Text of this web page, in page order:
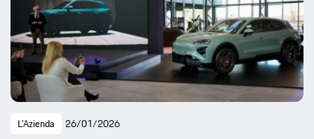
L'Azienda 26/01/2026